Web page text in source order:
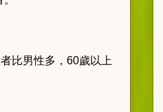
比男性多，60歲以上